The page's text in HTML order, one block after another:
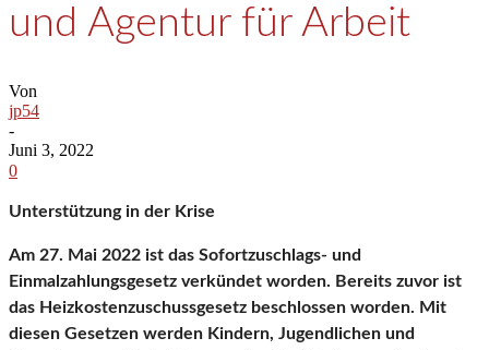
und Agentur für Arbeit
Von
jp54
-
Juni 3, 2022
0
Unterstützung in der Krise
Am 27. Mai 2022 ist das Sofortzuschlags- und
Einmalzahlungsgesetz verkündet worden. Bereits zuvor ist
das Heizkostenzuschussgesetz beschlossen worden. Mit
diesen Gesetzen werden Kindern, Jugendlichen und